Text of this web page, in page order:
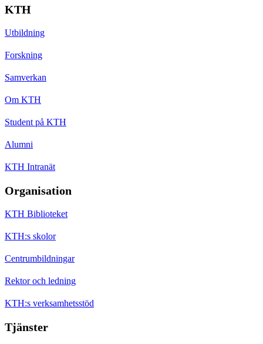
KTH
Utbildning
Forskning
Samverkan
Om KTH
Student på KTH
Alumni
KTH Intranät
Organisation
KTH Biblioteket
KTH:s skolor
Centrumbildningar
Rektor och ledning
KTH:s verksamhetsstöd
Tjänster